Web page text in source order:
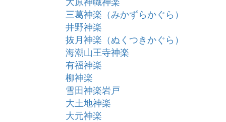
三葛神楽（みかずらかぐら）
井野神楽
抜月神楽（ぬくつきかぐら）
海潮山王寺神楽
有福神楽
柳神楽
雪田神楽岩戸
大土地神楽
大元神楽